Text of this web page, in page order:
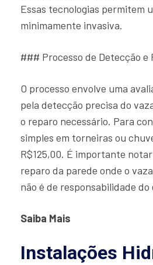
Essas tecnologias permitem
minimamente invasiva.
### Processo de Detecção e
O processo envolve uma
pela detecção precisa do
o reparo necessário. Para
simples em torneiras ou
R$125,00. É importante
reparo da parede onde o
não é de responsabilidade do
Saiba Mais
Instalações